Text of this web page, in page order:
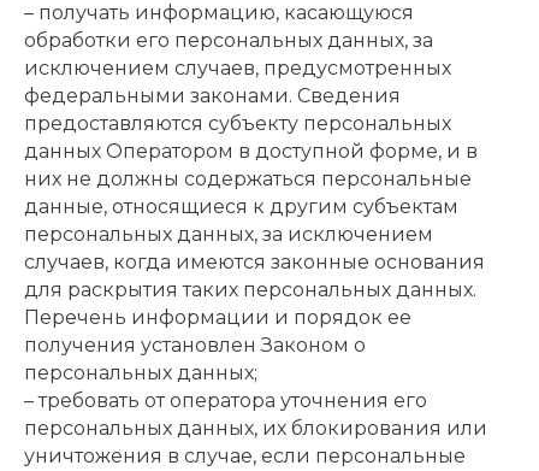
– получать информацию, касающуюся
обработки его персональных данных, за
исключением случаев, предусмотренных
федеральными законами. Сведения
предоставляются субъекту персональных
данных Оператором в доступной форме, и в
них не должны содержаться персональные
данные, относящиеся к другим субъектам
персональных данных, за исключением
случаев, когда имеются законные основания
для раскрытия таких персональных данных.
Перечень информации и порядок ее
получения установлен Законом о
персональных данных;
– требовать от оператора уточнения его
персональных данных, их блокирования или
уничтожения в случае, если персональные